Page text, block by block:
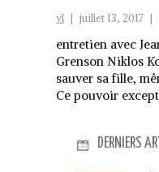
vl | juillet 13, 2017 |
entretien avec
Grenson Niklos
sauver sa fille,
Ce pouvoir
DERNIERS